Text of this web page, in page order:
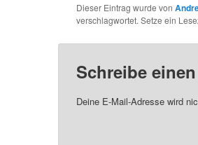
Dieser Eintrag wurde von
verschlagwortet. Setze ein
Schreibe
Deine E-Mail-Adresse wird